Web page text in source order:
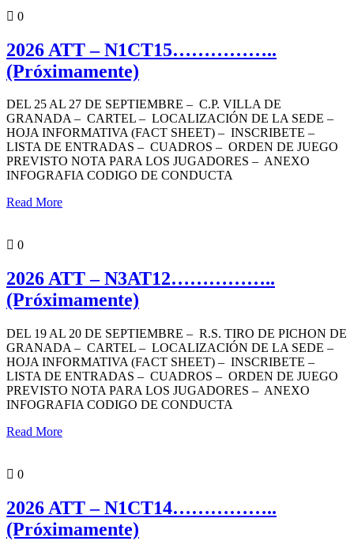
0
2026 ATT – N1CT15……………..
(Próximamente)
DEL 25 AL 27 DE SEPTIEMBRE – C.P. VILLA DE
GRANADA – CARTEL – LOCALIZACIÓN DE LA SEDE –
HOJA INFORMATIVA (FACT SHEET) – INSCRIBETE –
LISTA DE ENTRADAS – CUADROS – ORDEN DE JUEGO
PREVISTO NOTA PARA LOS JUGADORES – ANEXO
INFOGRAFIA CODIGO DE CONDUCTA
Read More
0
2026 ATT – N3AT12……………..
(Próximamente)
DEL 19 AL 20 DE SEPTIEMBRE – R.S. TIRO DE PICHON DE
GRANADA – CARTEL – LOCALIZACIÓN DE LA SEDE –
HOJA INFORMATIVA (FACT SHEET) – INSCRIBETE –
LISTA DE ENTRADAS – CUADROS – ORDEN DE JUEGO
PREVISTO NOTA PARA LOS JUGADORES – ANEXO
INFOGRAFIA CODIGO DE CONDUCTA
Read More
0
2026 ATT – N1CT14……………..
(Próximamente)